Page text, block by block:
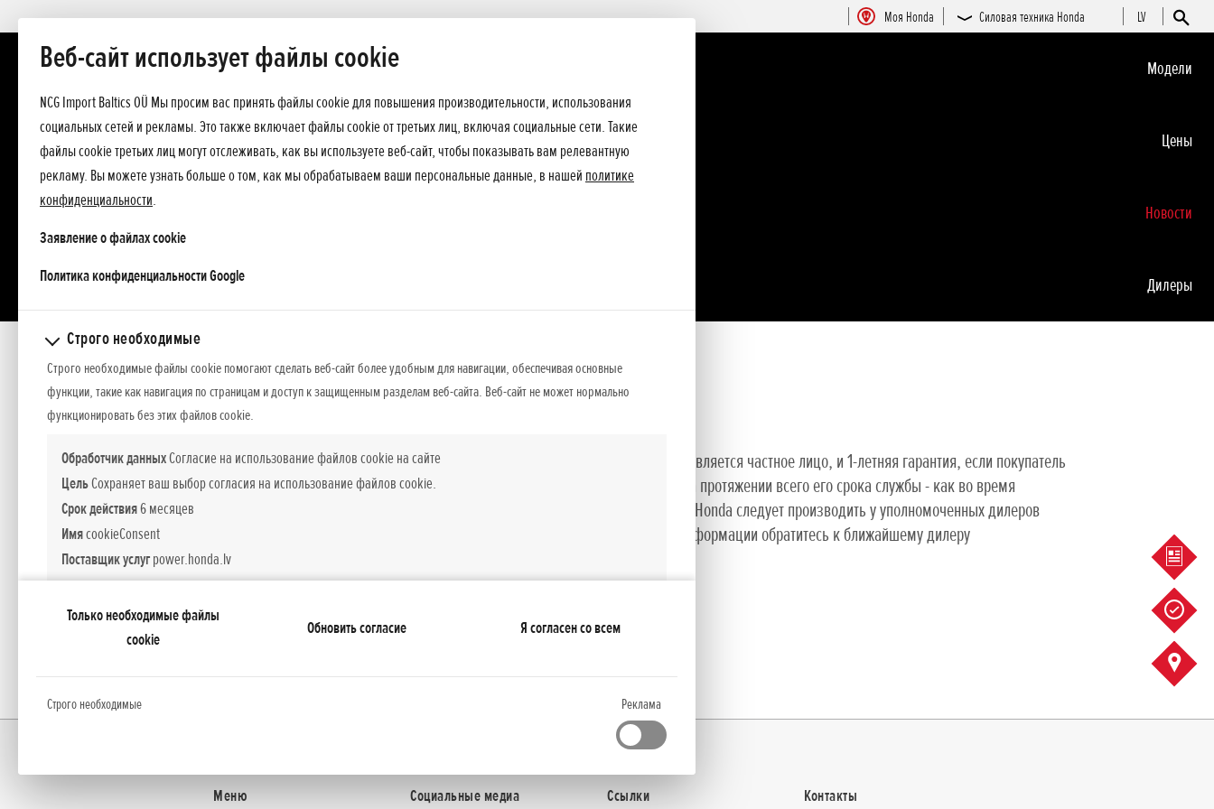
Веб-сайт использует файлы cookie
NCG Import Baltics OÜ Мы просим вас принять файлы cookie для повышения производительности, использования
социальных сетей и рекламы. Это также включает файлы cookie от третьих лиц, включая социальные сети. Такие
файлы cookie третьих лиц могут отслеживать, как вы используете веб-сайт, чтобы показывать вам релевантную
рекламу. Вы можете узнать больше о том, как мы обрабатываем ваши персональные данные, в нашей политике
конфиденциальности.
Заявление о файлах cookie
Политика конфиденциальности Googleopens in a new tab
Строго необходимые
Строго необходимые файлы cookie помогают сделать веб-сайт более удобным для навигации, обеспечивая основные
функции, такие как навигация по страницам и доступ к защищенным разделам веб-сайта. Веб-сайт не может нормально
функционировать без этих файлов cookie.
Обработчик данныхСогласие на использование файлов cookie на сайте
ЦельСохраняет ваш выбор согласия на использование файлов cookie.
Срок действия6 месяцев
ИмяcookieConsent
Поставщик услугpower.honda.lv
Обработчик данныхСессия веб-сайта
Поддерживает сеанс работы на веб-сайте и обеспечивает функционирование основных функций веб-
ИмяPHPSESSID
Услуги покупок на сайте
Только необходимые файлы
cookie
Обновить согласие Я согласен со всем
Строго необходимые Реклама
Moя Honda Силовая техника Honda LV
Moдeли
Цeны
Новocти
Дилеры
Добавлено 08.07.2009
Honda Power Equipment 5-летняя* гарантия
На все товары Honda Power Equipment действует 5-летняя гарантия, если покупателем является частное лицо, и 1-летняя гарантия, если покупатель
– юридическое лицо. Мы стремимся обеспечить сохранение стоимости оборудования на протяжении всего его срока службы - как во время
гарантийного срока, так и далее. Все работы по техническому обслуживанию продуктов Honda следует производить у уполномоченных дилеров
Honda и через установленные промежутки времени. Для получения более подробной информации обратитесь к ближайшему дилеру
Меню Социальные медиа Ссылки Контакты